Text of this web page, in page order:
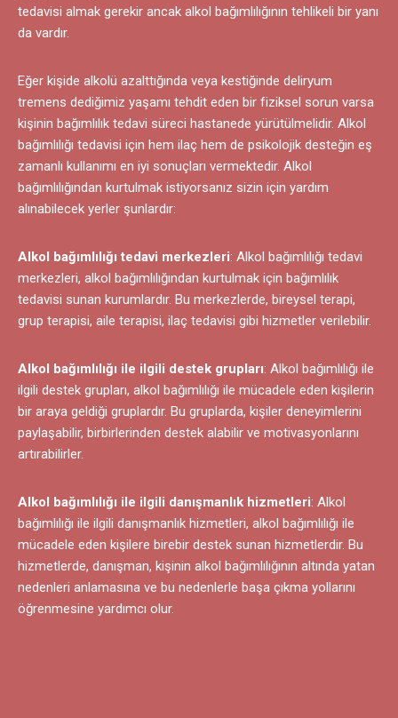
tedavisi almak gerekir ancak alkol bağımlılığının tehlikeli bir yanı
da vardır.
Eğer kişide alkolü azalttığında veya kestiğinde deliryum
tremens dediğimiz yaşamı tehdit eden bir fiziksel sorun varsa
kişinin bağımlılık tedavi süreci hastanede yürütülmelidir. Alkol
bağımlılığı tedavisi için hem ilaç hem de psikolojik desteğin eş
zamanlı kullanımı en iyi sonuçları vermektedir. Alkol
bağımlılığından kurtulmak istiyorsanız sizin için yardım
alınabilecek yerler şunlardır:
Alkol bağımlılığı tedavi merkezleri: Alkol bağımlılığı tedavi
merkezleri, alkol bağımlılığından kurtulmak için bağımlılık
tedavisi sunan kurumlardır. Bu merkezlerde, bireysel terapi,
grup terapisi, aile terapisi, ilaç tedavisi gibi hizmetler verilebilir.
Alkol bağımlılığı ile ilgili destek grupları: Alkol bağımlılığı ile
ilgili destek grupları, alkol bağımlılığı ile mücadele eden kişilerin
bir araya geldiği gruplardır. Bu gruplarda, kişiler deneyimlerini
paylaşabilir, birbirlerinden destek alabilir ve motivasyonlarını
artırabilirler.
Alkol bağımlılığı ile ilgili danışmanlık hizmetleri: Alkol
bağımlılığı ile ilgili danışmanlık hizmetleri, alkol bağımlılığı ile
mücadele eden kişilere birebir destek sunan hizmetlerdir. Bu
hizmetlerde, danışman, kişinin alkol bağımlılığının altında yatan
nedenleri anlamasına ve bu nedenlerle başa çıkma yollarını
öğrenmesine yardımcı olur.